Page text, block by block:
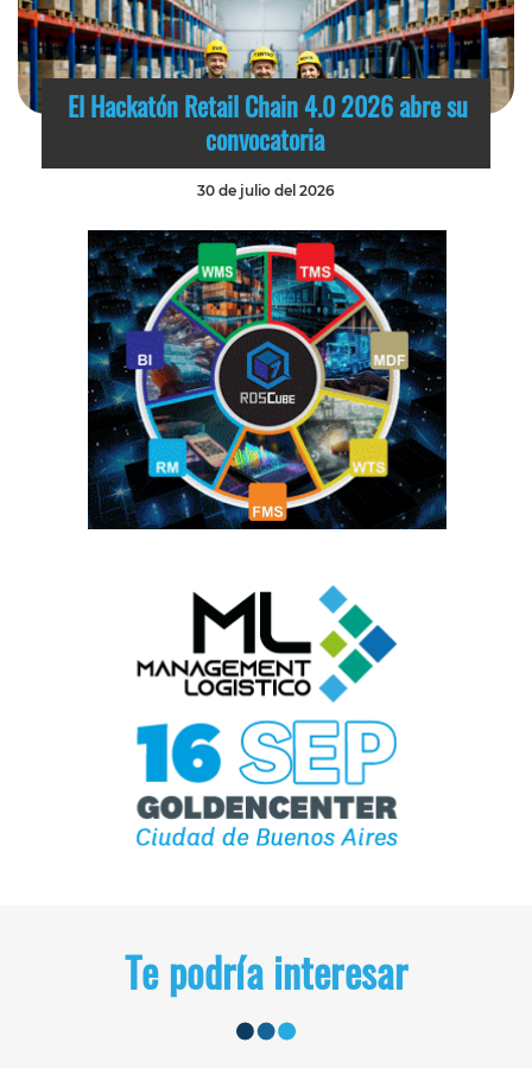
El Hackatón Retail Chain 4.0 2026 abre su
convocatoria
30 de julio del 2026
Te podría interesar